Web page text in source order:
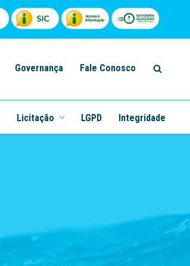
Governança Fale Conosco
Licitação LGPD Integridade